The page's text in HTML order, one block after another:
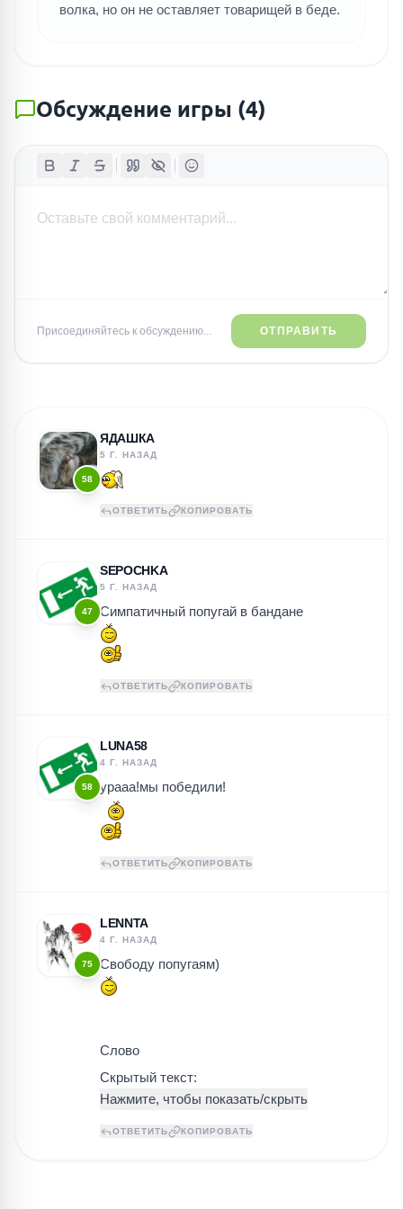
волка, но он не оставляет товарищей в беде.
Обсуждение игры (4)
Присоединяйтесь к обсуждению... ОТПРАВИТЬ
58
ЯДАШКА
5 Г. НАЗАД
ОТВЕТИТЬ КОПИРОВАТЬ
47
SEPOCHKA
5 Г. НАЗАД
Симпатичный попугай в бандане
ОТВЕТИТЬ КОПИРОВАТЬ
58
LUNA58
4 Г. НАЗАД
урааа!мы победили!
ОТВЕТИТЬ КОПИРОВАТЬ
75
LENNTA
4 Г. НАЗАД
Свободу попугаям)
Слово
Скрытый текст:
ОТВЕТИТЬ КОПИРОВАТЬ